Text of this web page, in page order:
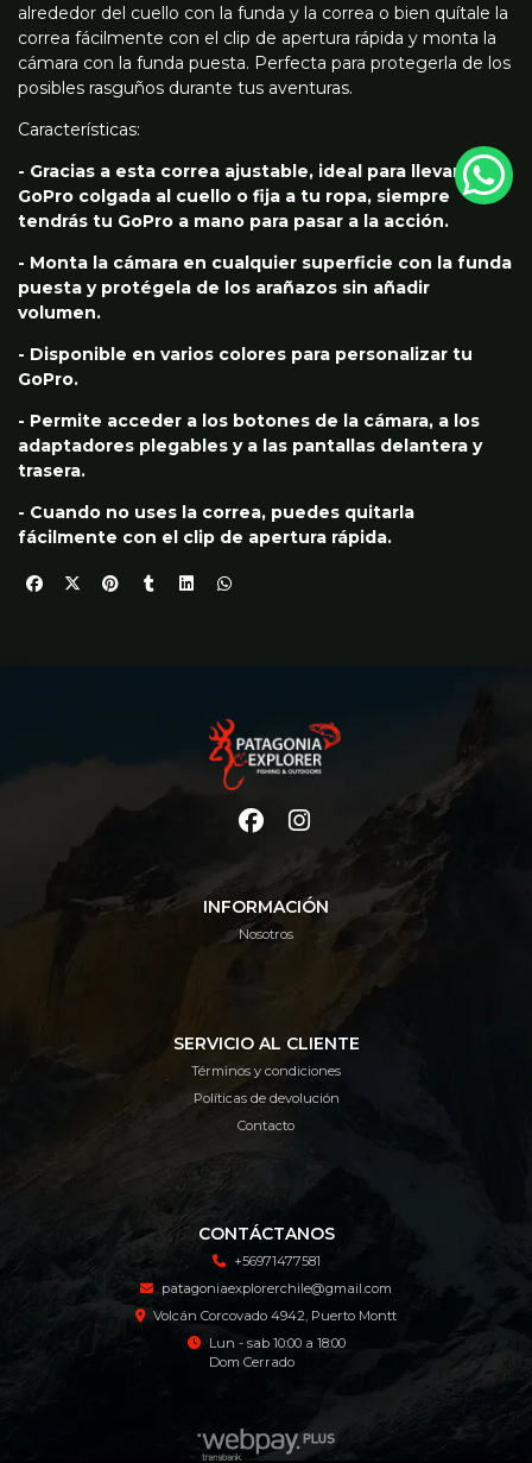
alrededor del cuello con la funda y la correa o bien quítale la
correa fácilmente con el clip de apertura rápida y monta la
cámara con la funda puesta. Perfecta para protegerla de los
posibles rasguños durante tus aventuras.
Características:
- Gracias a esta correa ajustable, ideal para llevar tu
GoPro colgada al cuello o fija a tu ropa, siempre
tendrás tu GoPro a mano para pasar a la acción.
- Monta la cámara en cualquier superficie con la funda
puesta y protégela de los arañazos sin añadir
volumen.
- Disponible en varios colores para personalizar tu
GoPro.
- Permite acceder a los botones de la cámara, a los
adaptadores plegables y a las pantallas delantera y
trasera.
- Cuando no uses la correa, puedes quitarla
fácilmente con el clip de apertura rápida.
INFORMACIÓN
Nosotros
SERVICIO AL CLIENTE
Términos y condiciones
Políticas de devolución
Contacto
CONTÁCTANOS
+56971477581
patagoniaexplorerchile@gmail.com
Volcán Corcovado 4942, Puerto Montt
Lun - sab 10:00 a 18:00
Dom Cerrado